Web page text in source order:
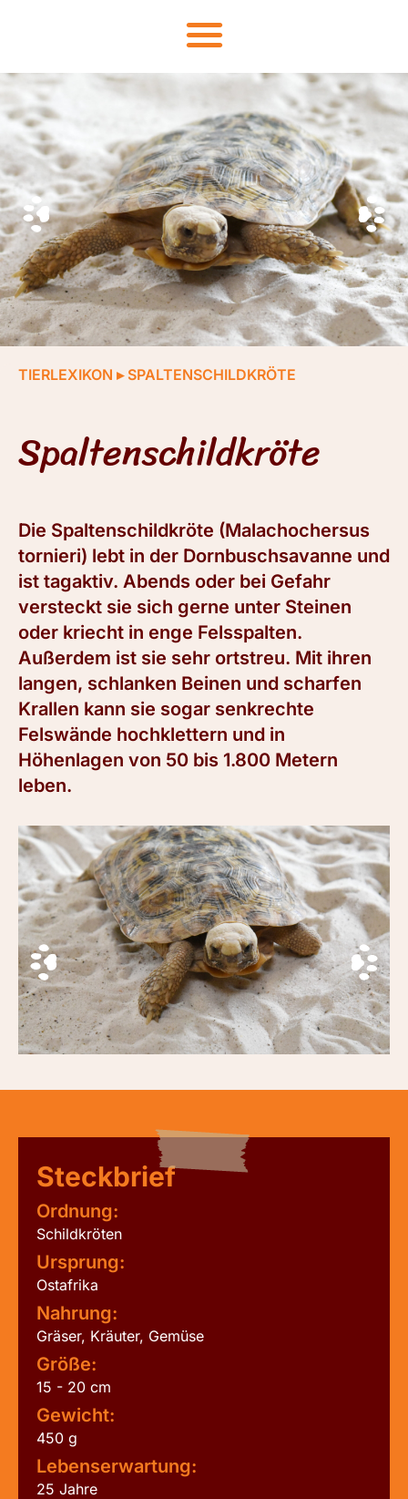
TIERLEXIKON ▸ SPALTENSCHILDKRÖTE
Spaltenschildkröte
Die Spaltenschildkröte (Malachochersus
tornieri) lebt in der Dornbuschsavanne und
ist tagaktiv. Abends oder bei Gefahr
versteckt sie sich gerne unter Steinen
oder kriecht in enge Felsspalten.
Außerdem ist sie sehr ortstreu. Mit ihren
langen, schlanken Beinen und scharfen
Krallen kann sie sogar senkrechte
Felswände hochklettern und in
Höhenlagen von 50 bis 1.800 Metern
leben.
Steckbrief
Ordnung:
Schildkröten
Ursprung:
Ostafrika
Nahrung:
Gräser, Kräuter, Gemüse
Größe:
15 - 20 cm
Gewicht:
450 g
Lebenserwartung:
25 Jahre